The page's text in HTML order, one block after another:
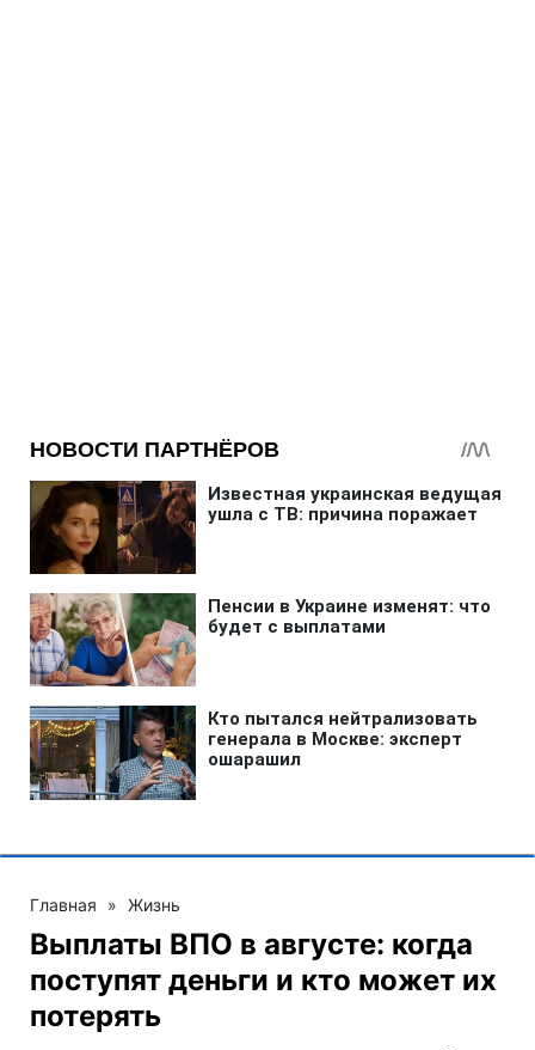
Главная » Жизнь
Выплаты ВПО в августе: когда
поступят деньги и кто может их
потерять